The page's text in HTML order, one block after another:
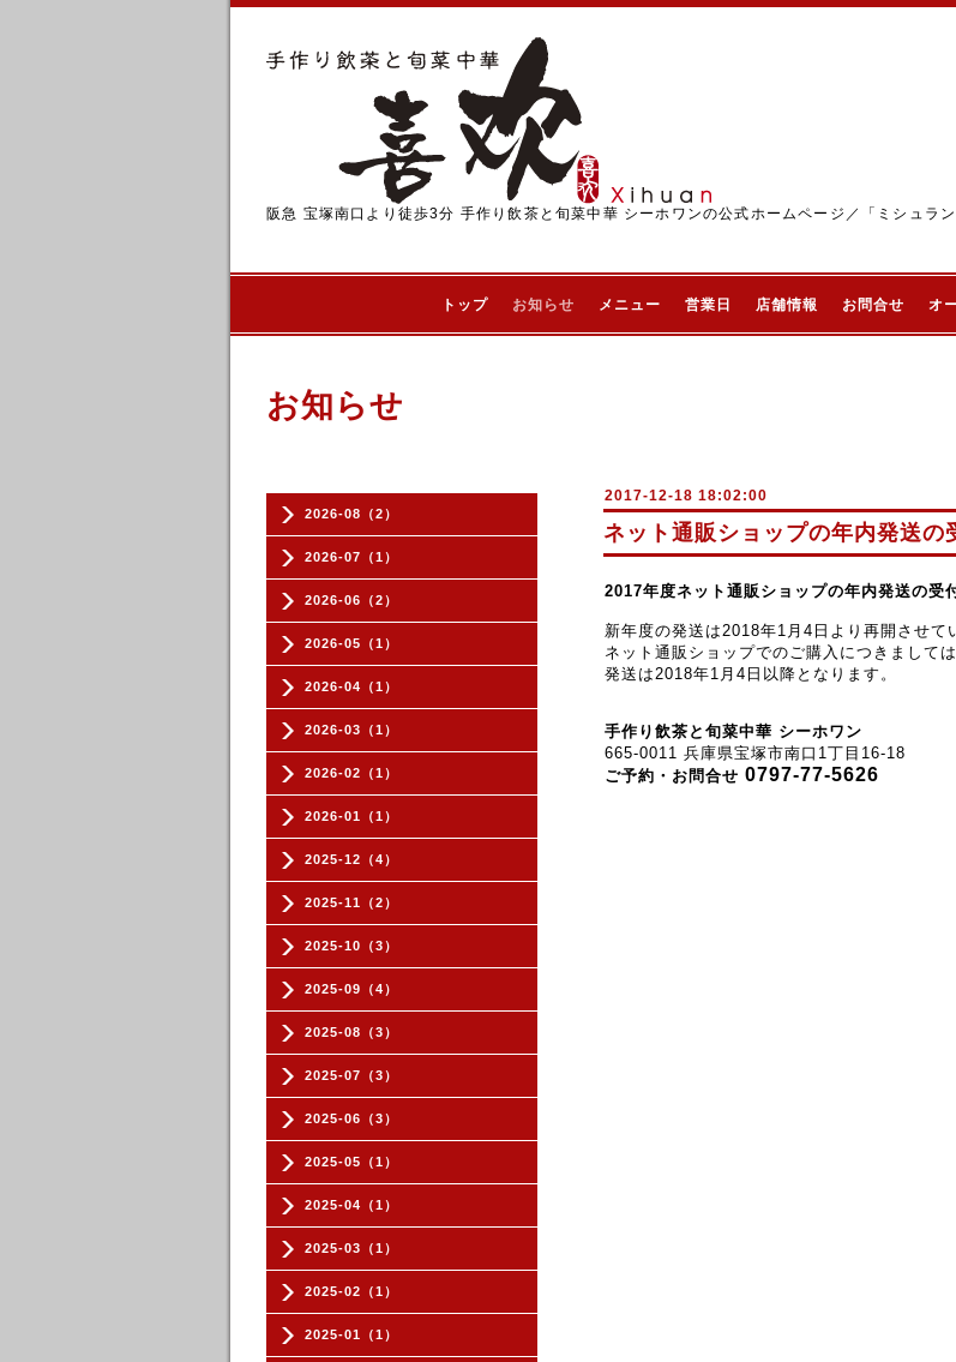
阪急 宝塚南口より徒歩3分 手作り飲茶と旬菜中華 シーホワンの公式ホームページ／「ミシュラ
トップ お知らせ メニュー 営業日 店舗情報 お問合せ オ
2026-08（2）
2026-07（1）
2026-06（2）
2026-05（1）
2026-04（1）
2026-03（1）
2026-02（1）
2026-01（1）
2025-12（4）
2025-11（2）
2025-10（3）
2025-09（4）
2025-08（3）
2025-07（3）
2025-06（3）
2025-05（1）
2025-04（1）
2025-03（1）
2025-02（1）
2025-01（1）
お知らせ
2017-12-18 18:02:00
ネット通販ショップの年内発送の
2017年度ネット通販ショップの年内発送の受
新年度の発送は2018年1月4日より再開させて
ネット通販ショップでのご購入につきまして
発送は2018年1月4日以降となります。
手作り飲茶と旬菜中華 シーホワン
665-0011 兵庫県宝塚市南口1丁目16-18
ご予約・お問合せ 0797-77-5626